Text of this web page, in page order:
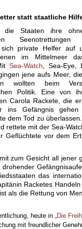
statt staatliche
die Staaten ihre
Seenotrettungen
sich private Helfer auf
im Mittelmeer
Sea-Watch , Sea-Eye,
jene aufs Meer,
wollten beim
Politik. Eine von
Carola Rackete, die
ins Gefängnis
dem Tod zu
rettete mit der Sea-
Geflüchtete vor dem
zum Gesicht all jener
das
Racketes
als die Rettung von
heute in „Die
mit freundlicher